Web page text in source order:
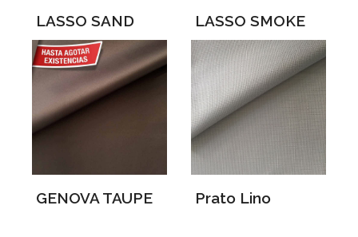
LASSO SAND LASSO SMOKE
GENOVA TAUPE Prato Lino